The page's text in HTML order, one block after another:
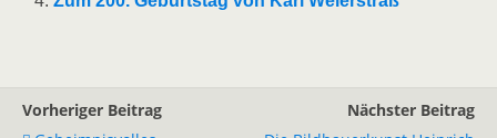
Vorheriger Beitrag
Nächster Beitrag